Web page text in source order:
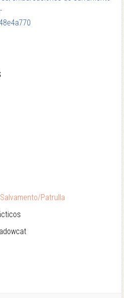
Patrulla